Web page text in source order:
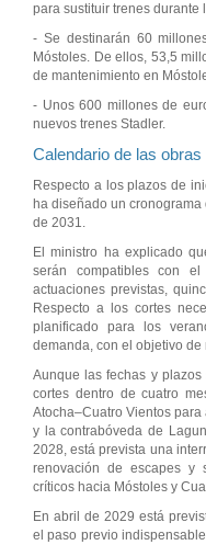
para sustituir trenes durante
- Se destinarán 60
Móstoles. De ellos, 53,5
de mantenimiento en
- Unos 600 millones de
nuevos trenes Stadler.
Calendario de las obras
Respecto a los plazos de
ha diseñado un
de 2031.
El ministro ha explicado
serán compatibles con el
actuaciones previstas,
Respecto a los cortes
planificado para los
demanda, con el objetivo
Aunque las fechas y
cortes dentro de cuatro
Atocha–Cuatro Vientos
y la contrabóveda de
2028, está prevista una
renovación de escapes y
críticos hacia Móstoles y
En abril de 2029 está
el paso previo